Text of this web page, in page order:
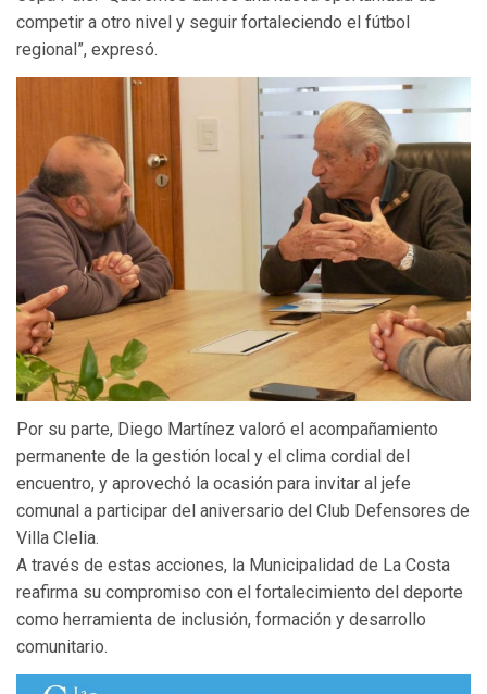
competir a otro nivel y seguir fortaleciendo el fútbol
regional”, expresó.
Por su parte, Diego Martínez valoró el acompañamiento
permanente de la gestión local y el clima cordial del
encuentro, y aprovechó la ocasión para invitar al jefe
comunal a participar del aniversario del Club Defensores de
Villa Clelia.
A través de estas acciones, la Municipalidad de La Costa
reafirma su compromiso con el fortalecimiento del deporte
como herramienta de inclusión, formación y desarrollo
comunitario.